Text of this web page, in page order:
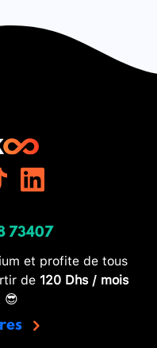
73407
et profite de tous
de 120 Dhs / mois
😎